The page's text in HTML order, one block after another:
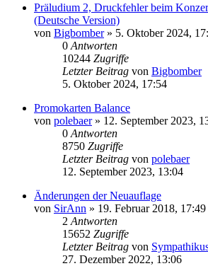
Präludium 2, Druckfehler beim
(Deutsche Version)
von Bigbomber» 5. Oktober 2024,
0 Antworten
10244 Zugriffe
Letzter Beitrag von Bigbomber
5. Oktober 2024, 17:54
Promokarten Balance
von polebaer» 12. September 2023,
0 Antworten
8750 Zugriffe
Letzter Beitrag von polebaer
12. September 2023, 13:04
Änderungen der Neuauflage
von SirAnn » 19. Februar 2018, 17:49
2 Antworten
15652 Zugriffe
Letzter Beitrag von
27. Dezember 2022, 13:06